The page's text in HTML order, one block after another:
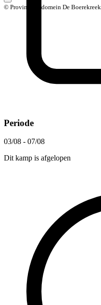
© Provinciaal domein De Boerekreek
Periode
03/08 - 07/08
Dit kamp is afgelopen